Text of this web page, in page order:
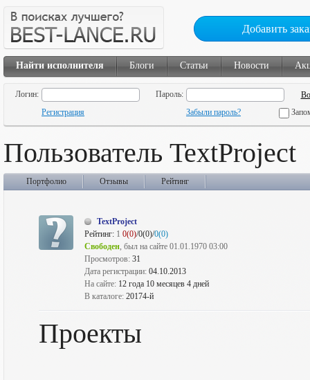
Добавить
Найти исполнителя Блоги Статьи Новости
Логин:
Пароль:
Регистрация
Забыли пароль?
Пользователь TextProject
Портфолио Отзывы Рейтинг
TextProject
Рейтинг: 1 0(0)/0(0)/0(0)
Свободен, был на сайте 01.01.1970 03:00
Просмотров: 31
Дата регистрации: 04.10.2013
На сайте: 12 года 10 месяцев 4 дней
В каталоге: 20174-й
Проекты